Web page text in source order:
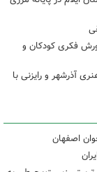
فکری کودکان و
آذرشهر و رایزنی با
اصفهان